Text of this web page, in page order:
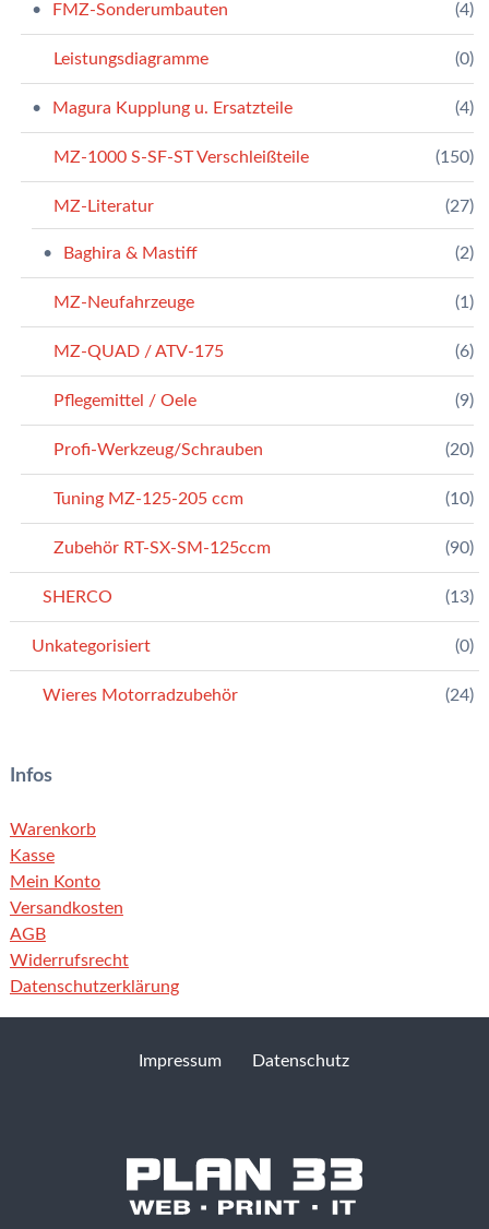
FMZ-Sonderumbauten (4)
Leistungsdiagramme (0)
Magura Kupplung u. Ersatzteile (4)
MZ-1000 S-SF-ST Verschleißteile (150)
MZ-Literatur (27)
Baghira & Mastiff (2)
MZ-Neufahrzeuge (1)
MZ-QUAD / ATV-175 (6)
Pflegemittel / Oele (9)
Profi-Werkzeug/Schrauben (20)
Tuning MZ-125-205 ccm (10)
Zubehör RT-SX-SM-125ccm (90)
SHERCO (13)
Unkategorisiert (0)
Wieres Motorradzubehör (24)
Infos
Warenkorb
Kasse
Mein Konto
Versandkosten
AGB
Widerrufsrecht
Datenschutzerklärung
Impressum Datenschutz